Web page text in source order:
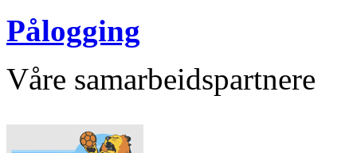
Pålogging
Våre samarbeidspartnere